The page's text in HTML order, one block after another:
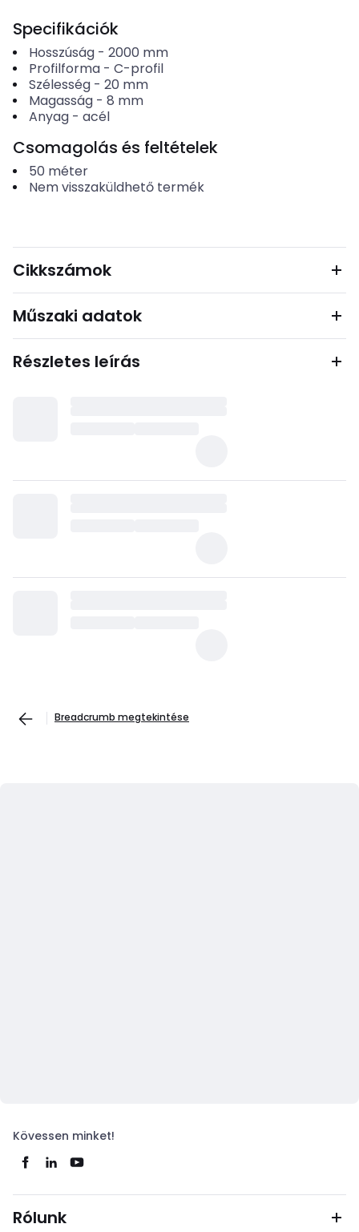
Specifikációk
Hosszúság- 2000 mm
Profilforma- C-profil
Szélesség- 20 mm
Magasság- 8 mm
Anyag- acél
Csomagolás és feltételek
50 méter
Nem visszaküldhető termék
Cikkszámok
Műszaki adatok
Részletes leírás
Breadcrumb megtekintése
Kövessen minket!
Rólunk